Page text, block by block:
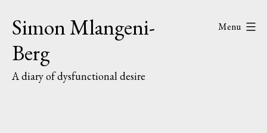
content
Simon Mlangeni-
Berg
A diary of dysfunctional desire
Menu